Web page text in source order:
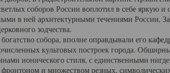
соборов России воплотил в себе яркую и
в ней архитектурными течениями России,
зодчества.
собора, вполне оправдывали его
культовых построек города.
ионического стиля, с единственными
и множеством резных,